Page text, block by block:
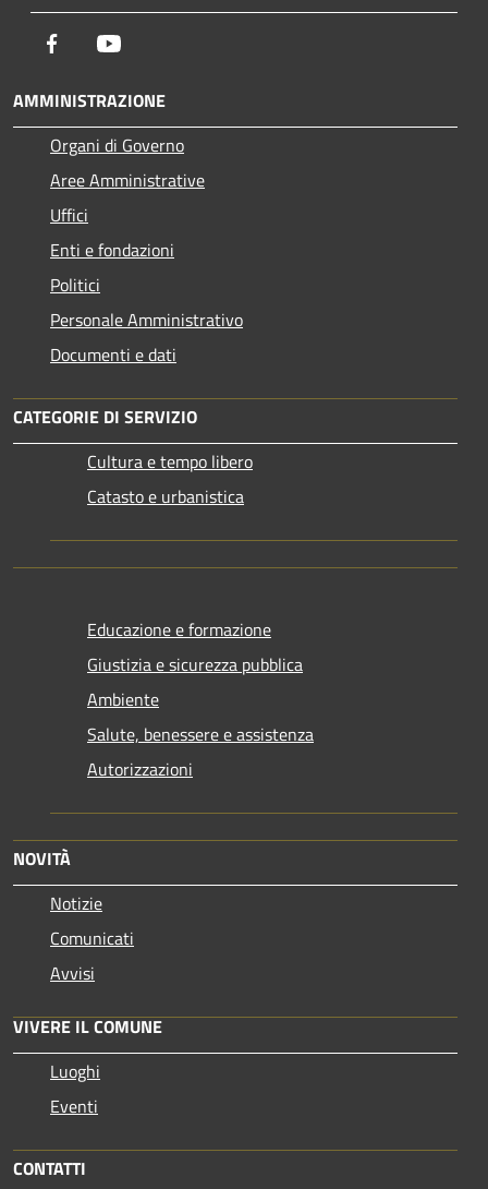
Facebook
AMMINISTRAZIONE
Organi di Governo
Aree Amministrative
Uffici
Enti e fondazioni
Politici
Personale Amministrativo
Documenti e dati
CATEGORIE DI SERVIZIO
Cultura e tempo libero
Catasto e urbanistica
Educazione e formazione
Giustizia e sicurezza pubblica
Ambiente
Salute, benessere e assistenza
Autorizzazioni
NOVITÀ
Notizie
Comunicati
Avvisi
VIVERE IL COMUNE
Luoghi
Eventi
CONTATTI